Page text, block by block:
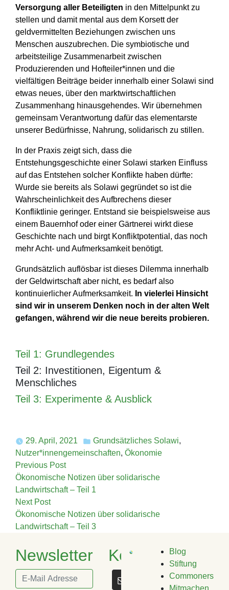
Versorgung aller Beteiligten in den Mittelpunkt zu
stellen und damit mental aus dem Korsett der
geldvermittelten Beziehungen zwischen uns
Menschen auszubrechen. Die symbiotische und
arbeitsteilige Zusammenarbeit zwischen
Produzierenden und Hofteiler*innen und die
vielfältigen Beiträge beider innerhalb einer Solawi sind
etwas neues, über den marktwirtschaftlichen
Zusammenhang hinausgehendes. Wir übernehmen
gemeinsam Verantwortung dafür das elementarste
unserer Bedürfnisse, Nahrung, solidarisch zu stillen.
In der Praxis zeigt sich, dass die
Entstehungsgeschichte einer Solawi starken Einfluss
auf das Entstehen solcher Konflikte haben dürfte:
Wurde sie bereits als Solawi gegründet so ist die
Wahrscheinlichkeit des Aufbrechens dieser
Konfliktlinie geringer. Entstand sie beispielsweise aus
einem Bauernhof oder einer Gärtnerei wirkt diese
Geschichte nach und birgt Konfliktpotential, das noch
mehr Acht- und Aufmerksamkeit benötigt.
Grundsätzlich auflösbar ist dieses Dilemma innerhalb
der Geldwirtschaft aber nicht, es bedarf also
kontinuierlicher Aufmerksamkeit. In vielerlei Hinsicht
sind wir in unserem Denken noch in der alten Welt
gefangen, während wir die neue bereits probieren.
Teil 1: Grundlegendes
Teil 2: Investitionen, Eigentum &
Menschliches
Teil 3: Experimente & Ausblick
29. April, 2021
Posted
in
Grundsätzliches Solawi,
Nutzer*innengemeinschaften, Ökonomie
Beitragsnavigation
Previous PostPrevious
post:
Ökonomische Notizen über solidarische
Landwirtschaft – Teil 1
Next PostNext
post:
Ökonomische Notizen über solidarische
Landwirtschaft – Teil 3
Newsletter Kontakt
Blog
Stiftung
Commoners
Mitmachen